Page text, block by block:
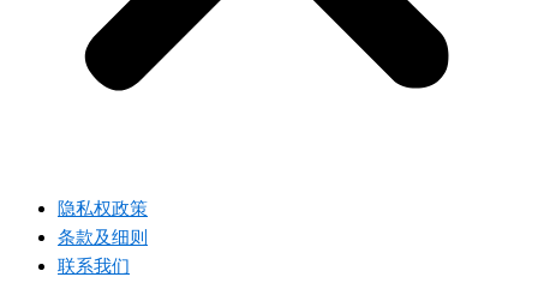
隐私权政策
条款及细则
联系我们